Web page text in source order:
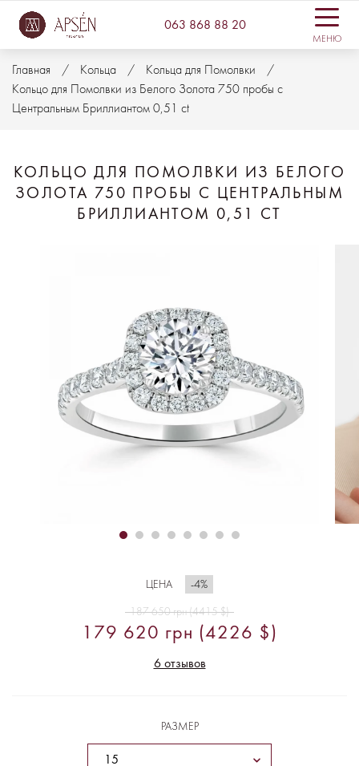
063 868 88 20
МЕНЮ
Главная Кольца
Кольца для Помолвки
Кольцо для Помолвки из Белого Золота 750 пробы с
Центральным Бриллиантом 0,51 ct
КОЛЬЦО ДЛЯ ПОМОЛВКИ ИЗ БЕЛОГО
ЗОЛОТА 750 ПРОБЫ С ЦЕНТРАЛЬНЫМ
БРИЛЛИАНТОМ 0,51 CT
ЦЕНА -4%
187 650 грн (4415 $)
179 620 грн (4226 $)
6 отзывов
РАЗМЕР